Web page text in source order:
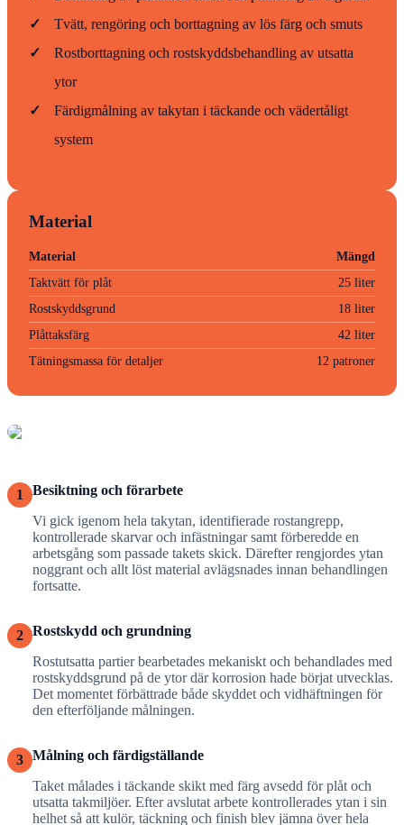
✓
Tvätt, rengöring och borttagning av lös färg och smuts
✓
Rostborttagning och rostskyddsbehandling av utsatta
ytor
✓
Färdigmålning av takytan i täckande och vädertåligt
system
Material
Material
Mängd
Taktvätt för plåt
25 liter
Rostskyddsgrund
18 liter
Plåttaksfärg
42 liter
Tätningsmassa för detaljer
12 patroner
1
Besiktning och förarbete
Vi gick igenom hela takytan, identifierade rostangrepp,
kontrollerade skarvar och infästningar samt förberedde en
arbetsgång som passade takets skick. Därefter rengjordes ytan
noggrant och allt löst material avlägsnades innan behandlingen
fortsatte.
2 Rostskydd och grundning
Rostutsatta partier bearbetades mekaniskt och behandlades med
rostskyddsgrund på de ytor där korrosion hade börjat utvecklas.
Det momentet förbättrade både skyddet och vidhäftningen för
den efterföljande målningen.
3 Målning och färdigställande
Taket målades i täckande skikt med färg avsedd för plåt och
utsatta takmiljöer. Efter avslutat arbete kontrollerades ytan i sin
helhet så att kulör, täckning och finish blev jämna över hela